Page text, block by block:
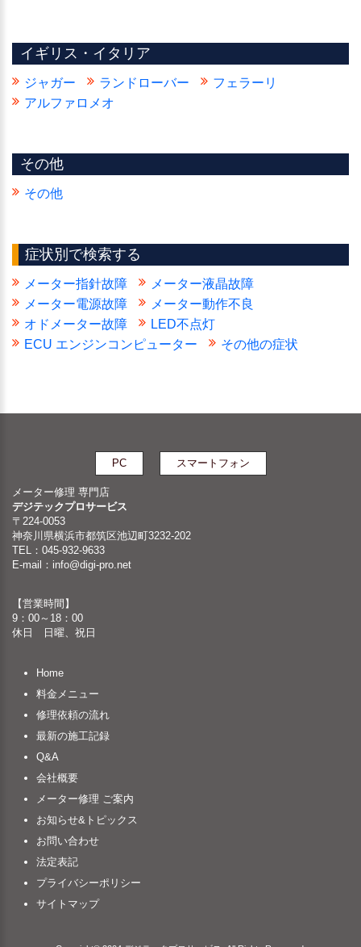
イギリス・イタリア
ジャガー ランドローバー
フェラーリ
アルファロメオ
その他
その他
症状別で検索する
メーター指針故障
メーター液晶故障
メーター電源故障
メーター動作不良
オドメーター故障
LED不点灯
ECU エンジンコンピューター
その他の症状
PC スマートフォン
メーター修理 専門店
デジテックプロサービス
〒224-0053
神奈川県横浜市都筑区池辺町3232-202
TEL：045-932-9633
E-mail： info@digi-pro.net
【営業時間】
9：00～18：00
休日 日曜、祝日
Home
料金メニュー
修理依頼の流れ
最新の施工記録
Q&A
会社概要
メーター修理 ご案内
お知らせ&トピックス
お問い合わせ
法定表記
プライバシーポリシー
サイトマップ